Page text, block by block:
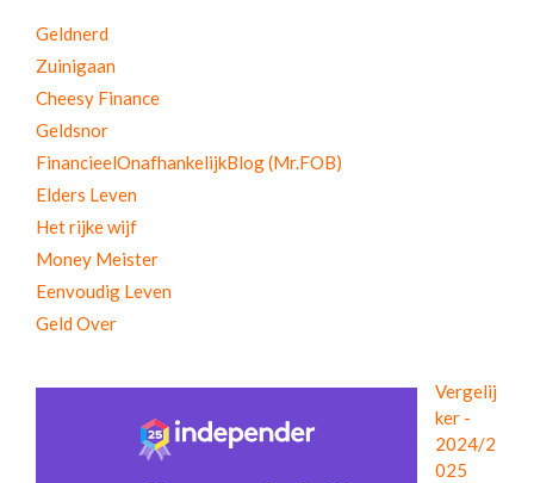
Geldnerd
Zuinigaan
Cheesy Finance
Geldsnor
FinancieelOnafhankelijkBlog (Mr.FOB)
Elders Leven
Het rijke wijf
Money Meister
Eenvoudig Leven
Geld Over
Vergelij
ker -
2024/2
025